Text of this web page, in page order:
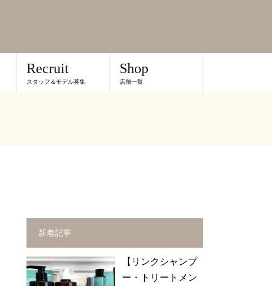
Recruit
スタッフ＆モデル募集
Shop
店舗一覧
新着記事
【リンクシャンプ
ー・トリートメン